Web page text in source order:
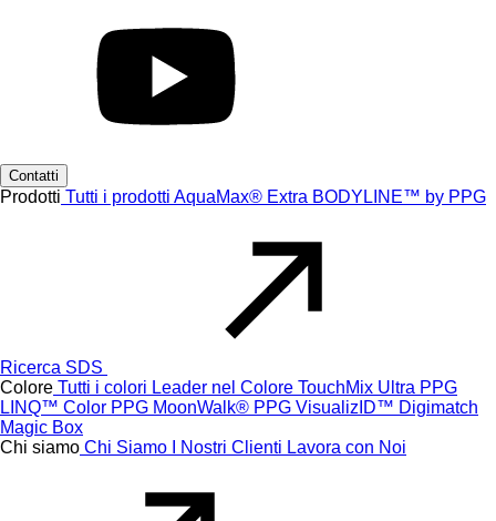
Contatti
Prodotti Tutti i prodotti AquaMax® Extra BODYLINE™ by PPG
Ricerca SDS
Colore Tutti i colori Leader nel Colore TouchMix Ultra PPG
LINQ™ Color PPG MoonWalk® PPG VisualizID™ Digimatch
Magic Box
Chi siamo Chi Siamo I Nostri Clienti Lavora con Noi